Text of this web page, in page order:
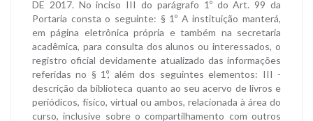
DE 2017. No inciso III do parágrafo 1º do Art. 99 da
Portaria consta o seguinte: § 1º A instituição manterá,
em página eletrônica própria e também na secretaria
acadêmica, para consulta dos alunos ou interessados, o
registro oficial devidamente atualizado das informações
referidas no § 1º, além dos seguintes elementos: III -
descrição da biblioteca quanto ao seu acervo de livros e
periódicos, físico, virtual ou ambos, relacionada à área do
curso, inclusive sobre o compartilhamento com outros